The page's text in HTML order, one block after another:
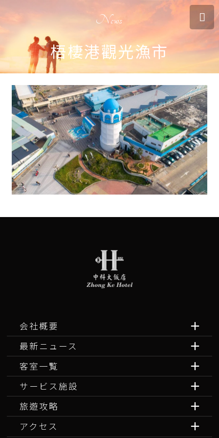
News
梧棲港觀光漁市
会社概要
最新ニュース
客室一覧
サービス施設
旅遊攻略
アクセス